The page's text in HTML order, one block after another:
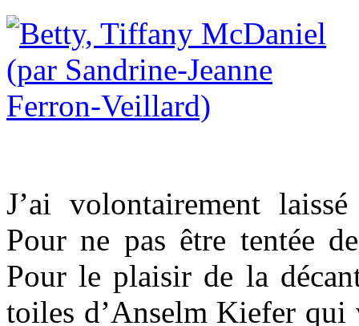
J’ai volontairement
Pour ne pas être tentée
Pour le plaisir de la
toiles d’Anselm Kiefer qui